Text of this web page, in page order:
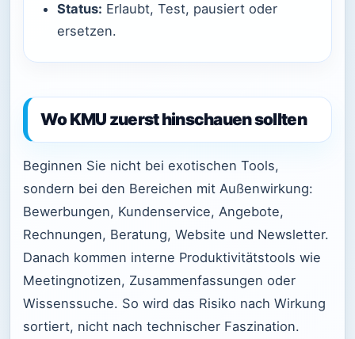
Status: Erlaubt, Test, pausiert oder
ersetzen.
Wo KMU zuerst hinschauen sollten
Beginnen Sie nicht bei exotischen Tools,
sondern bei den Bereichen mit Außenwirkung:
Bewerbungen, Kundenservice, Angebote,
Rechnungen, Beratung, Website und Newsletter.
Danach kommen interne Produktivitätstools wie
Meetingnotizen, Zusammenfassungen oder
Wissenssuche. So wird das Risiko nach Wirkung
sortiert, nicht nach technischer Faszination.